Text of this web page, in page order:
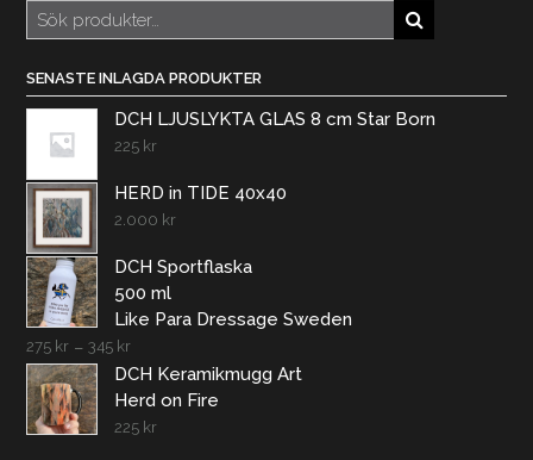
Sök
efter:
SENASTE INLAGDA PRODUKTER
DCH LJUSLYKTA GLAS 8 cm Star Born
225 kr
HERD in TIDE 40x40
2.000 kr
DCH Sportflaska
500 ml
Like Para Dressage Sweden
275 kr – 345 kr
DCH Keramikmugg Art
Herd on Fire
225 kr